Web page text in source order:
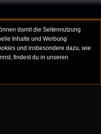
damit die Seitennutzung
Inhalte und Werbung
und insbesondere dazu, wie
findest du in unseren